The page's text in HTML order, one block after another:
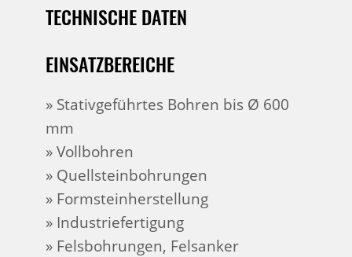
TECHNISCHE DATEN
EINSATZBEREICHE
» Stativgeführtes Bohren bis Ø 600
mm
» Vollbohren
» Quellsteinbohrungen
» Formsteinherstellung
» Industriefertigung
» Felsbohrungen, Felsanker